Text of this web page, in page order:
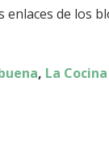
enlaces de los
, La